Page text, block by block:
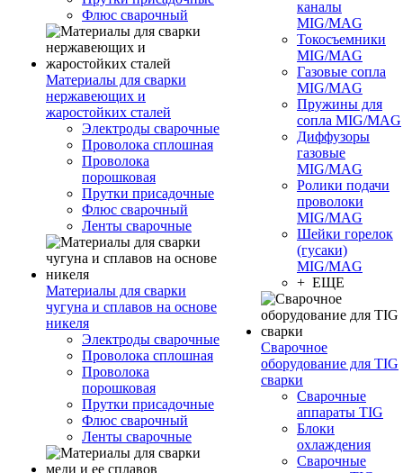
Флюс сварочный
Материалы для сварки
нержавеющих и
жаростойких сталей
Электроды сварочные
Проволока сплошная
Проволока
порошковая
Прутки присадочные
Флюс сварочный
Ленты сварочные
Материалы для сварки
чугуна и сплавов на основе
никеля
Электроды сварочные
Проволока сплошная
Проволока
порошковая
Прутки присадочные
Флюс сварочный
Ленты сварочные
каналы
MIG/MAG
Токосъемники
MIG/MAG
Газовые сопла
MIG/MAG
Пружины для
сопла MIG/MAG
Диффузоры
газовые
MIG/MAG
Ролики подачи
проволоки
MIG/MAG
Шейки горелок
(гусаки)
MIG/MAG
+ ЕЩЕ
Сварочное
оборудование для TIG
сварки
Сварочные
аппараты TIG
Блоки
охлаждения
Сварочные